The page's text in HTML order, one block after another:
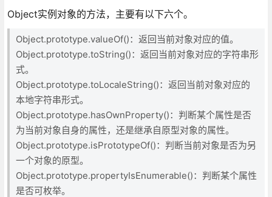
Object实例对象的方法，主要有以下六个。
Object.prototype.valueOf()：返回当前对象对应的值。
Object.prototype.toString()：返回当前对象对应的字符串形
式。
Object.prototype.toLocaleString()：返回当前对象对应的
本地字符串形式。
Object.prototype.hasOwnProperty()：判断某个属性是否
为当前对象自身的属性，还是继承自原型对象的属性。
Object.prototype.isPrototypeOf()：判断当前对象是否为另
一个对象的原型。
Object.prototype.propertyIsEnumerable()：判断某个属性
是否可枚举。